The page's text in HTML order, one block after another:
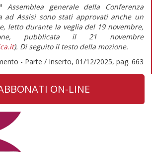
a
Assemblea generale della Conferenza
ad Assisi sono stati approvati anche un
letto durante la veglia del 19 novembre,
pubblicata il 21 novembre
). Di seguito il testo della mozione.
- Parte / Inserto, 01/12/2025, pag. 663
ON-LINE